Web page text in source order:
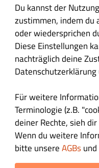
Du kannst der
zustimmen, indem du
oder wiedersprichen
Diese Einstellungen
nachträglich deine
Für weitere
Terminologie (z.B.
deiner Rechte, sieh
Wenn du weitere
bitte unsereAGBs